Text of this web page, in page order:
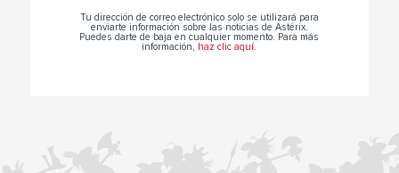
Tu dirección de correo electrónico solo se utilizará para
enviarte información sobre las noticias de Astérix.
Puedes darte de baja en cualquier momento. Para más
información, haz clic aquí.